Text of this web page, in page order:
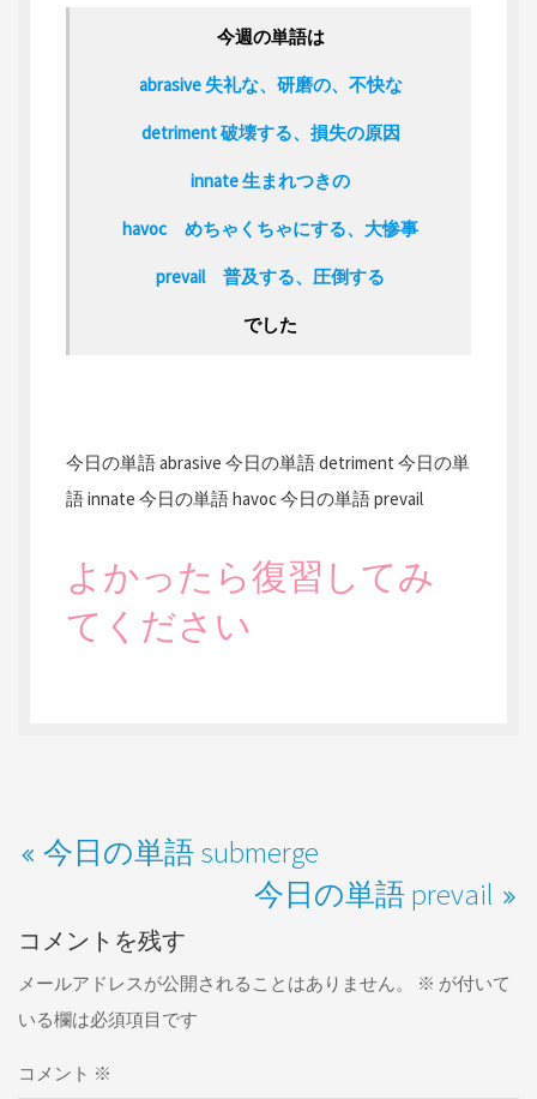
今週の単語は
abrasive 失礼な、研磨の、不快な
detriment 破壊する、損失の原因
innate 生まれつきの
havoc めちゃくちゃにする、大惨事
prevail 普及する、圧倒する
でした
今日の単語 abrasive 今日の単語 detriment 今日の単
語 innate 今日の単語 havoc今日の単語 prevail
よかったら復習してみ
てください
今日の単語 submerge
今日の単語 prevail
コメントを残す
メールアドレスが公開されることはありません。 ※ が付いて
いる欄は必須項目です
コメント ※